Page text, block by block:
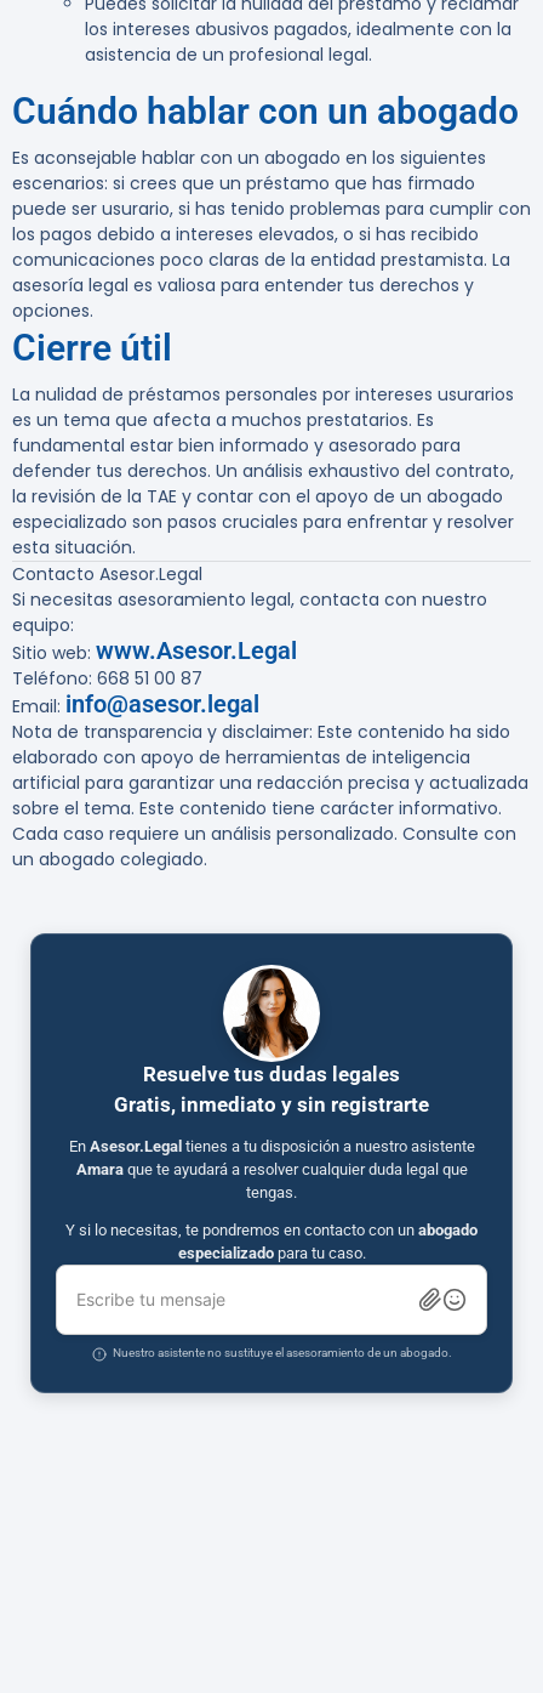
los intereses abusivos pagados, idealmente con la
asistencia de un profesional legal.
Cuándo hablar con un abogado
Es aconsejable hablar con un abogado en los siguientes
escenarios: si crees que un préstamo que has firmado
puede ser usurario, si has tenido problemas para cumplir con
los pagos debido a intereses elevados, o si has recibido
comunicaciones poco claras de la entidad prestamista. La
asesoría legal es valiosa para entender tus derechos y
opciones.
Cierre útil
La nulidad de préstamos personales por intereses usurarios
es un tema que afecta a muchos prestatarios. Es
fundamental estar bien informado y asesorado para
defender tus derechos. Un análisis exhaustivo del contrato,
la revisión de la TAE y contar con el apoyo de un abogado
especializado son pasos cruciales para enfrentar y resolver
esta situación.
Contacto Asesor.Legal
Si necesitas asesoramiento legal, contacta con nuestro
equipo:
Sitio web: www.Asesor.Legal
Teléfono: 668 51 00 87
Email: info@asesor.legal
Nota de transparencia y disclaimer: Este contenido ha sido
elaborado con apoyo de herramientas de inteligencia
artificial para garantizar una redacción precisa y actualizada
sobre el tema. Este contenido tiene carácter informativo.
Cada caso requiere un análisis personalizado. Consulte con
un abogado colegiado.
Resuelve tus dudas legales
Gratis, inmediato y sin registrarte
En Asesor.Legal tienes a tu disposición a nuestro asistente
Amaraque te ayudará a resolver cualquier duda legal que
tengas.
Y si lo necesitas, te pondremos en contacto con un abogado
especializadopara tu caso.
Escribe tu mensaje
Nuestro asistente no sustituye el asesoramiento de un abogado.